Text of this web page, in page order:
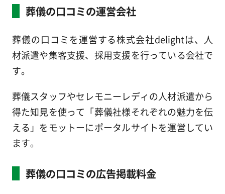
葬儀の口コミの運営会社
葬儀の口コミを運営する株式会社delightは、人
材派遣や集客支援、採用支援を行っている会社で
す。
葬儀スタッフやセレモニーレディの人材派遣から
得た知見を使って「葬儀社様それぞれの魅力を伝
える」をモットーにポータルサイトを運営してい
ます。
葬儀の口コミの広告掲載料金